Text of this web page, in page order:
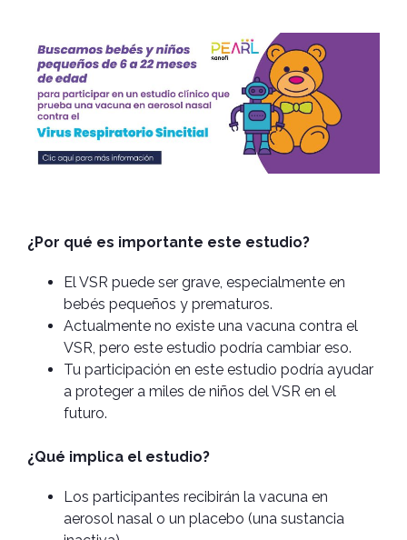
¿Por qué es importante este estudio?
El VSR puede ser grave, especialmente en
bebés pequeños y prematuros.
Actualmente no existe una vacuna contra el
VSR, pero este estudio podría cambiar eso.
Tu participación en este estudio podría ayudar
a proteger a miles de niños del VSR en el
futuro.
¿Qué implica el estudio?
Los participantes recibirán la vacuna en
aerosol nasal o un placebo (una sustancia